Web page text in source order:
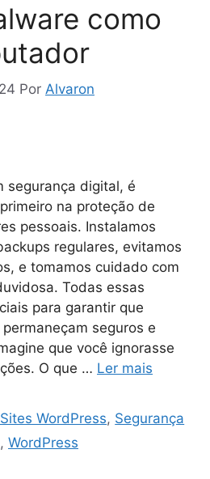
como
Por Alvaron
segurança digital, é
na proteção de
pessoais. Instalamos
regulares, evitamos
e tomamos cuidado com
Todas essas
para garantir que
seguros e
que você ignorasse
O que … Ler mais
WordPress, Segurança
, WordPress